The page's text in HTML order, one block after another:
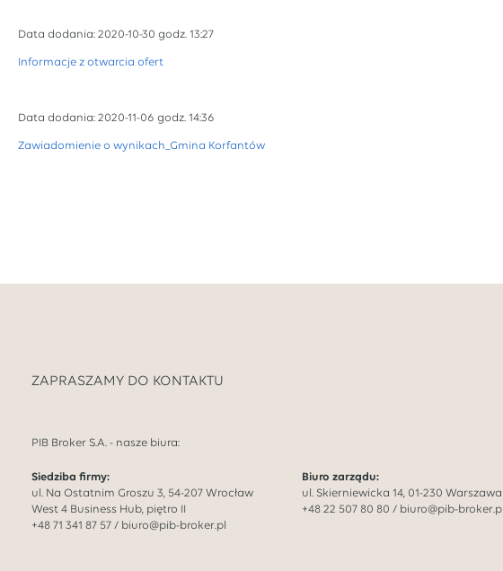
Data dodania: 2020-10-30 godz. 13:27
Informacje z otwarcia ofert
Data dodania: 2020-11-06 godz. 14:36
Zawiadomienie o wynikach_Gmina Korfantów
ZAPRASZAMY DO KONTAKTU
PIB Broker S.A. - nasze biura:
Siedziba firmy:
ul. Na Ostatnim Groszu 3, 54-207 Wrocław
West 4 Business Hub, piętro II
+48 71 341 87 57 / biuro@pib-broker.pl
Biuro zarządu:
ul. Skierniewicka 14, 01-230 Warszawa
+48 22 507 80 80 / biuro@pib-broker.pl